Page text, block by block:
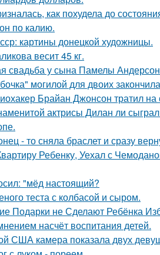
как похудела до
по калию.
картины донецкой художницы.
весит 45 кг.
свадьба у сына Памелы
могилой для двоих
Брайан Джонсон тратил
актрисы Дилан ли
- то сняла браслет и сразу
Ребенку, Уехал с
"мёд настоящий?
теста с колбасой и сыром.
Подарки не Сделают Ребёнка
насчёт воспитания детей.
США камера показала двух